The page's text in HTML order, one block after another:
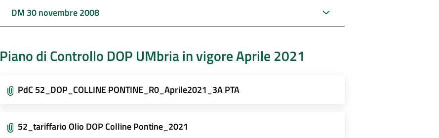
DM 30 novembre 2008
Piano di Controllo DOP UMbria in vigore Aprile 2021
PdC 52_DOP_COLLINE PONTINE_R0_Aprile2021_3A PTA
52_tariffario Olio DOP Colline Pontine_2021